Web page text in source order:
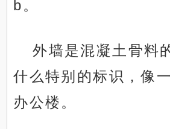
b。
外墙是混凝土骨料
什么特别的标识，像
办公楼。